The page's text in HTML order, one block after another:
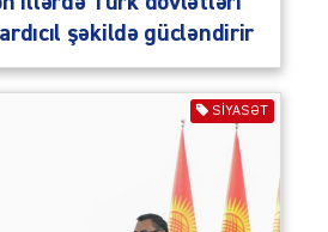
şəkildə gücləndirir
SIYASƏT